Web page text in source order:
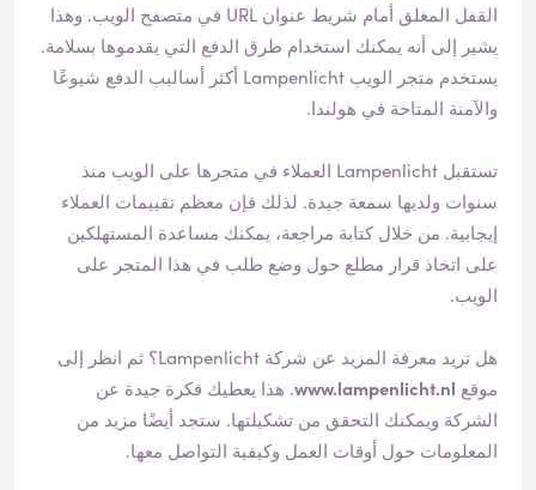
القفل المغلق أمام شريط عنوان URL في متصفح الويب. وهذا
يشير إلى أنه يمكنك استخدام طرق الدفع التي يقدموها بسلامة.
يستخدم متجر الويب Lampenlicht أكثر أساليب الدفع شيوعًا
والآمنة المتاحة في هولندا.
تستقبل Lampenlicht العملاء في متجرها على الويب منذ
سنوات ولديها سمعة جيدة. لذلك فإن معظم تقييمات العملاء
إيجابية. من خلال كتابة مراجعة، يمكنك مساعدة المستهلكين
على اتخاذ قرار مطلع حول وضع طلب في هذا المتجر على
الويب.
هل تريد معرفة المزيد عن شركة Lampenlicht؟ ثم انظر إلى
موقع www.lampenlicht.nl . هذا يعطيك فكرة جيدة عن
الشركة ويمكنك التحقق من تشكيلتها. ستجد أيضًا مزيد من
المعلومات حول أوقات العمل وكيفية التواصل معها.